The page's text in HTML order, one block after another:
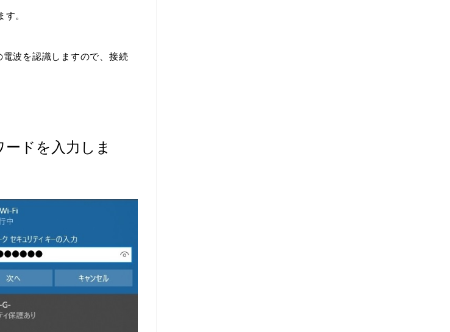
。
波を認識しますので、接続
ドを入力しま